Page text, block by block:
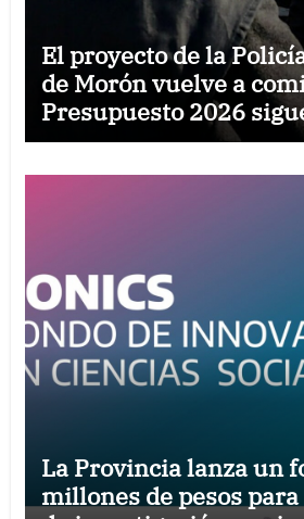
El proyecto de la
de Morón vuelve a
Presupuesto 2026
tratamiento
La Provincia lanza un
millones de pesos